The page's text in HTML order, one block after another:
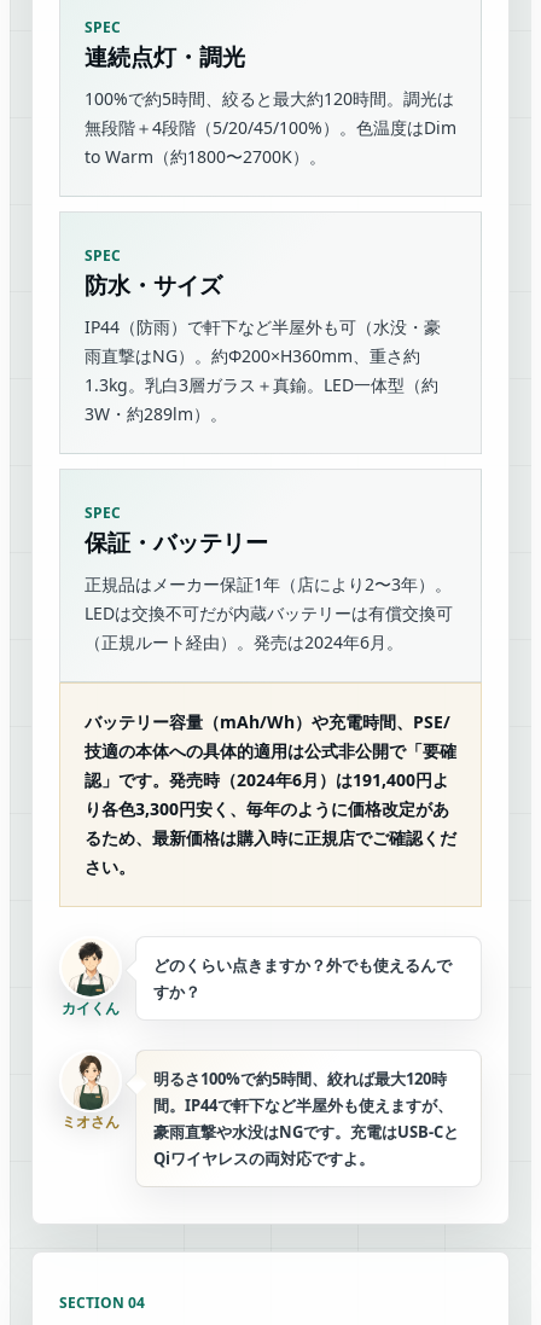
SPEC
連続点灯・調光
100%で約5時間、絞ると最大約120時間。調光は
無段階＋4段階（5/20/45/100%）。色温度はDim
to Warm（約1800〜2700K）。
SPEC
防水・サイズ
IP44（防雨）で軒下など半屋外も可（水没・豪
雨直撃はNG）。約Φ200×H360mm、重さ約
1.3kg。乳白3層ガラス＋真鍮。LED一体型（約
3W・約289lm）。
SPEC
保証・バッテリー
正規品はメーカー保証1年（店により2〜3年）。
LEDは交換不可だが内蔵バッテリーは有償交換可
（正規ルート経由）。発売は2024年6月。
バッテリー容量（mAh/Wh）や充電時間、PSE/
技適の本体への具体的適用は公式非公開で「要確
認」です。発売時（2024年6月）は191,400円よ
り各色3,300円安く、毎年のように価格改定があ
るため、最新価格は購入時に正規店でご確認くだ
さい。
カイくん
どのくらい点きますか？外でも使えるんで
すか？
ミオさん
明るさ100%で約5時間、絞れば最大120時
間。IP44で軒下など半屋外も使えますが、
豪雨直撃や水没はNGです。充電はUSB-Cと
Qiワイヤレスの両対応ですよ。
SECTION 04